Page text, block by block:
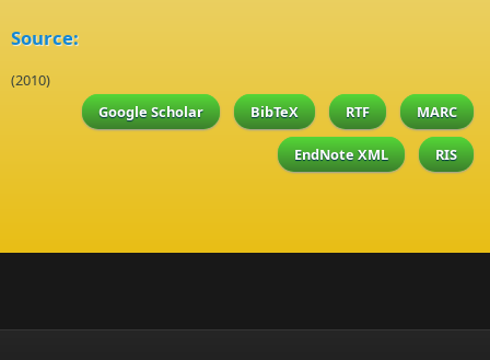
Source:
(2010)
Google Scholar
BibTeX RTF MARC
EndNote XML RIS